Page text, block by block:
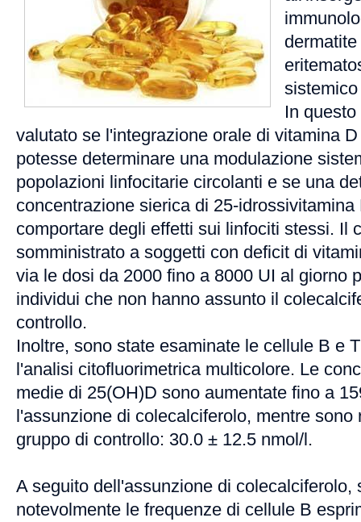
In
valutato se l'integrazione orale di vitamina
potesse determinare una modulazione
popolazioni linfocitarie circolanti e se una
concentrazione sierica di 25-
comportare degli effetti sui linfociti stessi. Il
somministrato a soggetti con deficit di
via le dosi da 2000 fino a 8000 UI al giorno
individui che non hanno assunto il
controllo.
Inoltre, sono state esaminate le cellule B e
l'analisi citofluorimetrica multicolore. Le
medie di 25(OH)D sono aumentate fino a
l'assunzione di colecalciferolo, mentre sono
gruppo di controllo: 30.0 ± 12.5 nmol/l.
A seguito dell'assunzione di colecalciferolo,
notevolmente le frequenze di cellule B